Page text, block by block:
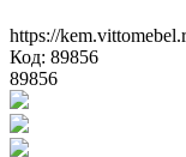
https://
Код: 89856
89856